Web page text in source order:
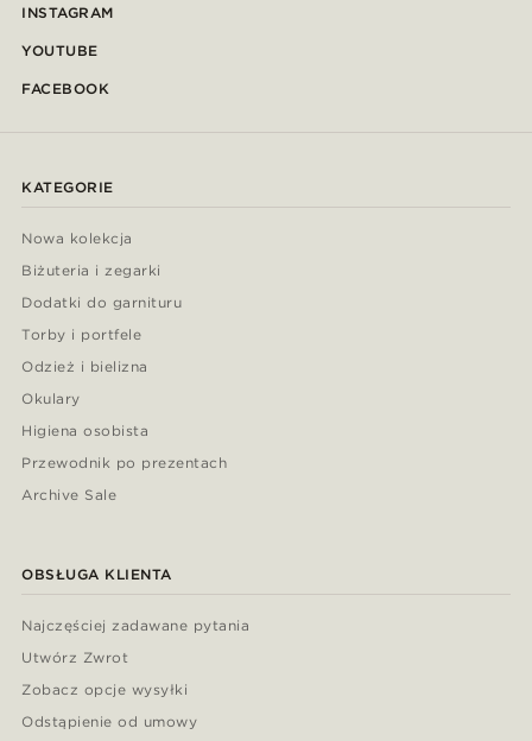
INSTAGRAM
YOUTUBE
FACEBOOK
KATEGORIE
Nowa kolekcja
Biżuteria i zegarki
Dodatki do garnituru
Torby i portfele
Odzież i bielizna
Okulary
Higiena osobista
Przewodnik po prezentach
Archive Sale
OBSŁUGA KLIENTA
Najczęściej zadawane pytania
Utwórz Zwrot
Zobacz opcje wysyłki
Odstąpienie od umowy